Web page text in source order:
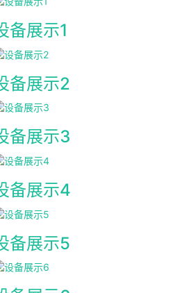
备展示1
备展示2
备展示3
备展示4
备展示5